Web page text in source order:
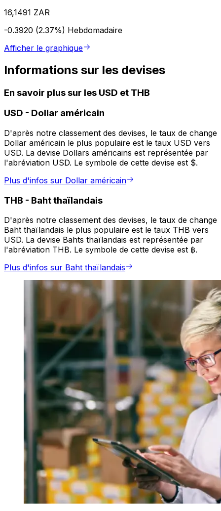
16,1491 ZAR
-0.3920 (2.37%) Hebdomadaire
Afficher le graphique
Informations sur les devises
En savoir plus sur les USD et THB
USD - Dollar américain
D'après notre classement des devises, le taux de change
Dollar américain le plus populaire est le taux USD vers
USD. La devise Dollars américains est représentée par
l'abréviation USD. Le symbole de cette devise est $.
Plus d'infos sur Dollar américain
THB - Baht thaïlandais
D'après notre classement des devises, le taux de change
Baht thaïlandais le plus populaire est le taux THB vers
USD. La devise Bahts thaïlandais est représentée par
l'abréviation THB. Le symbole de cette devise est ฿.
Plus d'infos sur Baht thaïlandais